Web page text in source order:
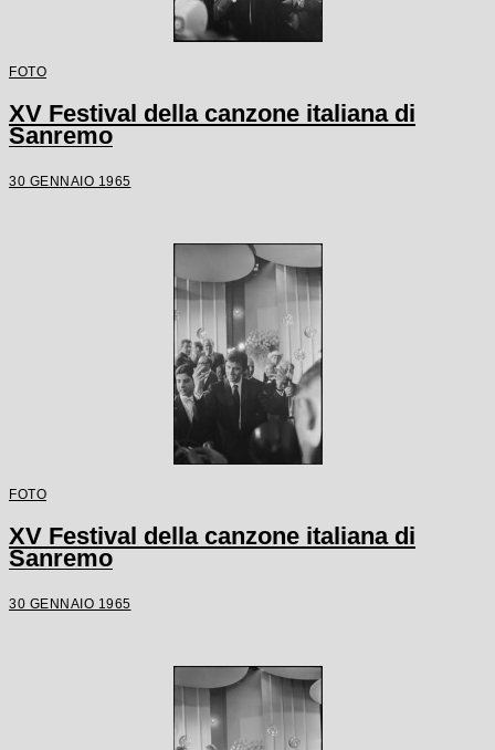
FOTO
XV Festival della canzone italiana di
Sanremo
30 GENNAIO 1965
FOTO
XV Festival della canzone italiana di
Sanremo
30 GENNAIO 1965